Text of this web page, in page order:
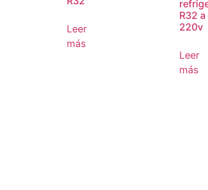
Leer
más
R32 a
220v
Leer
más